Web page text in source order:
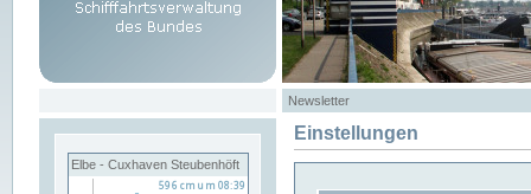
Newsletter
Elbe - Cuxhaven Steubenhöft
Einstellungen